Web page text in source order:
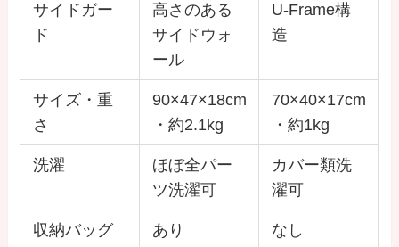
サイドガー
ド
高さのある
サイドウォ
ール
U-Frame構
造
サイズ・重
さ
90×47×18cm
・約2.1kg
70×40×17cm
・約1kg
洗濯
ほぼ全パー
ツ洗濯可
カバー類洗
濯可
収納バッグ あり なし